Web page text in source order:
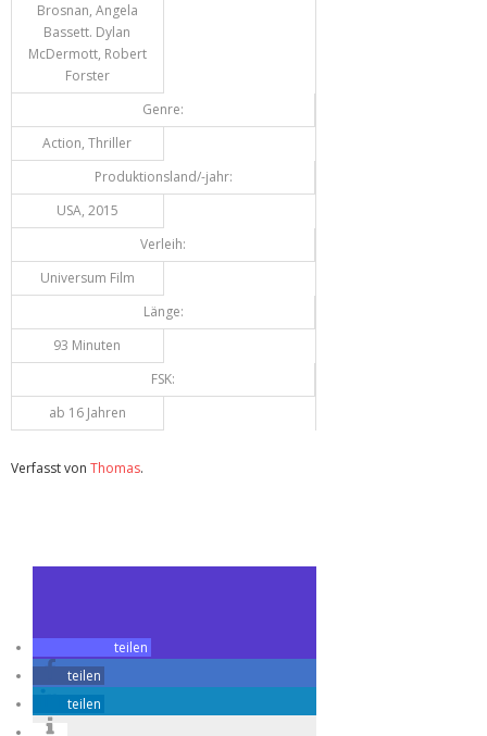
Brosnan, Angela
Bassett. Dylan
McDermott, Robert
Forster
Genre:
Action, Thriller
Produktionsland/-jahr:
USA, 2015
Verleih:
Universum Film
Länge:
93 Minuten
FSK:
ab 16 Jahren
Verfasst von Thomas.
teilen
teilen
teilen